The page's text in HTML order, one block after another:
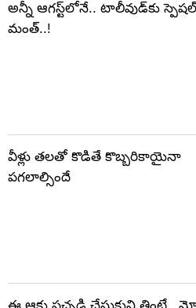
అన్నీ ఆగస్ట్‌లోనే.. టాలీవుడ్‌కు స్పెషల్
మంత్..!
వీళ్లు తలతో కొడితే కొబ్బరికాయైనా
పగలాల్సిందే